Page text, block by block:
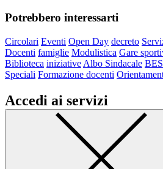
Potrebbero interessarti
Circolari Eventi Open Day decreto
Docenti famiglie Modulistica Gare
Biblioteca iniziative Albo Sindacale
Speciali Formazione docenti
Accedi ai servizi